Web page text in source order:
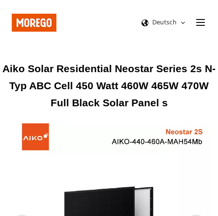
Deutsch
Aiko Solar Residential Neostar Series 2s N-
Typ ABC Cell 450 Watt 460W 465W 470W
Full Black Solar Panel s